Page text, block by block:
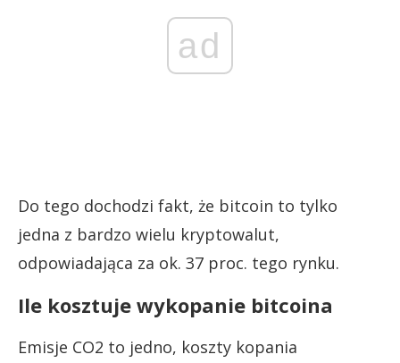
ad
Do tego dochodzi fakt, że bitcoin to tylko
jedna z bardzo wielu kryptowalut,
odpowiadająca za ok. 37 proc. tego rynku.
Ile kosztuje wykopanie bitcoina
Emisje CO2 to jedno, koszty kopania